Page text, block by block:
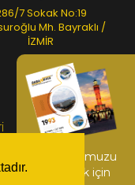
7 Sokak No:19
Mh. Bayraklı /
İZMİR
Projeleri
Kataloğumuzu
indirmek için